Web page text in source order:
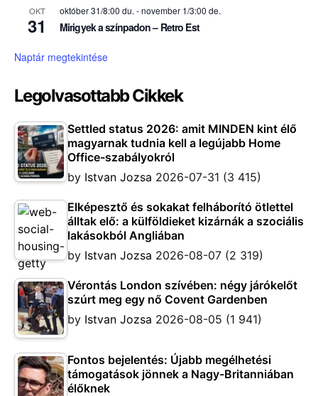
OKT
31
október 31/8:00 du. -november 1/3:00 de.
Mirigyek a színpadon – Retro Est
Naptár megtekintése
Legolvasottabb Cikkek
Settled status 2026: amit MINDEN kint élő
magyarnak tudnia kell a legújabb Home
Office-szabályokról
by Istvan Jozsa 2026-07-31 (3 415)
Elképesztő és sokakat felháborító ötlettel
álltak elő: a külföldieket kizárnák a szociális
lakásokból Angliában
by Istvan Jozsa 2026-08-07 (2 319)
Vérontás London szívében: négy járókelőt
szúrt meg egy nő Covent Gardenben
by Istvan Jozsa 2026-08-05 (1 941)
Fontos bejelentés: Újabb megélhetési
támogatások jönnek a Nagy-Britanniában
élőknek